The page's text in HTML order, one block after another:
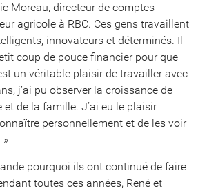
Moreau, directeur de comptes
agricole à RBC. Ces gens travaillent
innovateurs et déterminés. Il
coup de pouce financier pour que
un véritable plaisir de travailler avec
j’ai pu observer la croissance de
et de la famille. J’ai eu le plaisir
personnellement et de les voir
»
pourquoi ils ont continué de faire
toutes ces années, René et